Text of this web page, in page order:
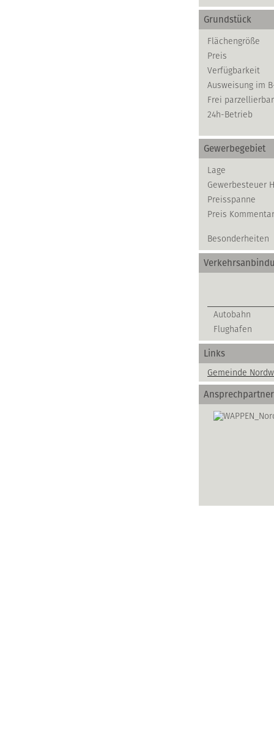
Grundstück
Flächengröße
Preis
Verfügbarkeit
Ausweisung im
Frei parzellierbar
24h-Betrieb
Gewerbegebiet
Lage
Gewerbesteuer
Preisspanne
Preis Kommentar
Besonderheiten
Autobahn
Flughafen
Links
Gemeinde
Ansprechpartner